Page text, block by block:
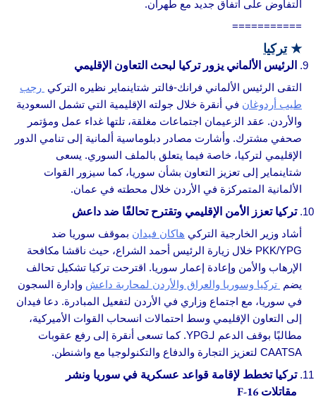
التفاوض على اتفاق جديد مع طهران.
===========
★تركيا
الرئيس الألماني يزور تركيا لبحث التعاون الإقليمي
التقى الرئيس الألماني فرانك-فالتر شتاينماير نظيره التركي رجب
طيب أردوغان في أنقرة خلال جولته الإقليمية التي تشمل السعودية
والأردن. عقد الزعيمان اجتماعات مغلقة، تلتها غداء عمل ومؤتمر
صحفي مشترك. وأشارت مصادر دبلوماسية ألمانية إلى تنامي الدور
الإقليمي لتركيا، خاصة فيما يتعلق بالملف السوري. يسعى
شتاينماير إلى تعزيز التعاون بشأن سوريا، كما سيزور القوات
الألمانية المتمركزة في الأردن خلال محطته في عمان.
تركيا تعزز الأمن الإقليمي وتقترح تحالفًا ضد داعش
أشاد وزير الخارجية التركي هاكان فيدان بموقف سوريا ضد
PKK/YPG خلال زيارة الرئيس أحمد الشراع، حيث ناقشا مكافحة
الإرهاب والأمن وإعادة إعمار سوريا. اقترحت تركيا تشكيل تحالف
يضم تركيا وسوريا والعراق والأردن لمحاربة داعش وإدارة السجون
في سوريا، مع اجتماع وزاري في الأردن لتفعيل المبادرة. دعا فيدان
إلى التعاون الإقليمي وسط احتمالات انسحاب القوات الأميركية،
مطالبًا بوقف الدعم لـYPG. كما تسعى أنقرة إلى رفع عقوبات
CAATSA لتعزيز التجارة والدفاع والتكنولوجيا مع واشنطن.
تركيا تخطط لإقامة قواعد عسكرية في سوريا ونشر
مقاتلات F-16